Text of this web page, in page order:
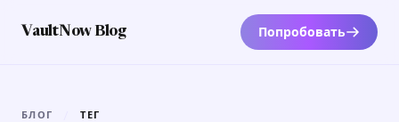
VaultNow Blog Попробовать
БЛОГ ТЕГ